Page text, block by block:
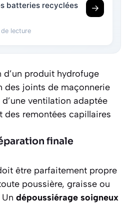
batteries recyclées
de lecture
→
d’un produit hydrofuge
des joints de maçonnerie
d’une ventilation adaptée
des remontées capillaires
finale
être parfaitement propre
poussière, graisse ou
dépoussiérage soigneux